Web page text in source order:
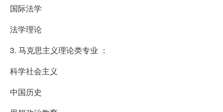
国际法学
法学理论
3. 马克思主义理论类专业 ：
科学社会主义
中国历史